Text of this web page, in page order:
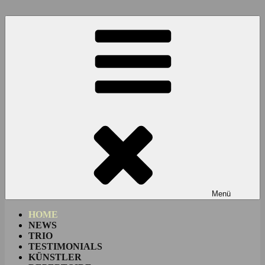
Inhalt
Menü
HOME
NEWS
TRIO
TESTIMONIALS
KÜNSTLER